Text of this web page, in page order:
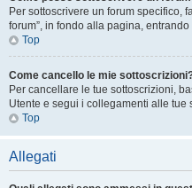
Per sottoscrivere un forum specifico,
forum”, in fondo alla pagina,
Top
Come cancello le mie
Per cancellare le tue sottoscrizioni,
Utente e segui i collegamenti alle tue
Top
Allegati